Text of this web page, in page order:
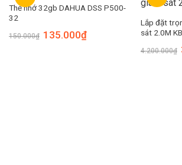
Thẻ nhớ 32gb DAHUA DSS P500-
32
150.000₫ 135.000₫
Lắp đặt
sát 2.0M
4.200.000₫